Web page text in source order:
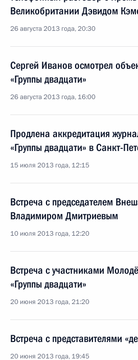
Великобритании Дэвидом
26 августа 2013 года, 20:30
Сергей Иванов осмотрел
«Группы двадцати»
26 августа 2013 года, 16:00
Продлена аккредитация
«Группы двадцати» в Санкт-
15 июля 2013 года, 12:15
Встреча с председателем
Владимиром Дмитриевым
10 июля 2013 года, 12:20
Встреча с участниками
«Группы двадцати»
20 июня 2013 года, 21:20
Встреча с представителями
20 июня 2013 года, 19:45